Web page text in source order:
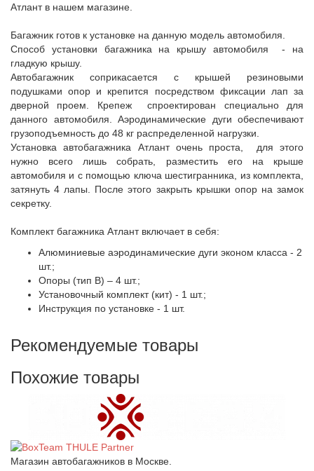
Атлант в нашем магазине.
Багажник готов к установке на данную модель автомобиля.
Способ установки багажника на крышу автомобиля - на
гладкую крышу.
Автобагажник соприкасается с крышей резиновыми
подушками опор и крепится посредством фиксации лап за
дверной проем. Крепеж спроектирован специально для
данного автомобиля. Аэродинамические дуги обеспечивают
грузоподъемность до 48 кг распределенной нагрузки.
Установка автобагажника Атлант очень проста, для этого
нужно всего лишь собрать, разместить его на крыше
автомобиля и с помощью ключа шестигранника, из комплекта,
затянуть 4 лапы. После этого закрыть крышки опор на замок
секретку.
Комплект багажника Атлант включает в себя:
Алюминиевые аэродинамические дуги эконом класса - 2
шт.;
Опоры (тип B) – 4 шт.;
Установочный комплект (кит) - 1 шт.;
Инструкция по установке - 1 шт.
Рекомендуемые товары
Похожие товары
Магазин автобагажников в Москве.